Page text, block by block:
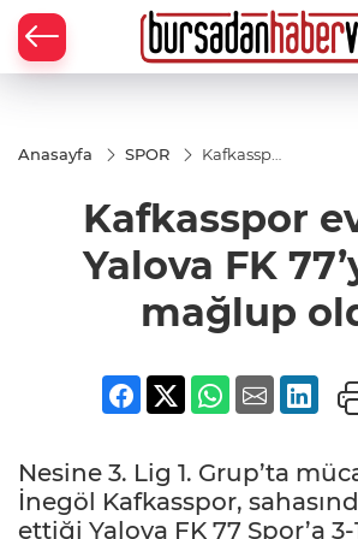
Anasayfa SPOR
Kafkasspor
77’ye 3-1
mağlup
oldu
Kafkasspor
Yalova FK
mağlup
Nesine 3. Lig 1. Grup’ta
İnegöl Kafkasspor,
ettiği Yalova FK 77 Spor’a